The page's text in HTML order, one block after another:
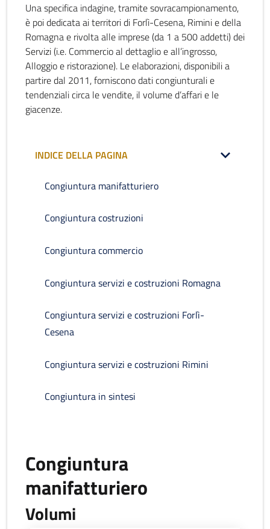
Una specifica indagine, tramite sovracampionamento,
è poi dedicata ai territori di Forlì-Cesena, Rimini e della
Romagna e rivolta alle imprese (da 1 a 500 addetti) dei
Servizi (i.e. Commercio al dettaglio e all’ingrosso,
Alloggio e ristorazione). Le elaborazioni, disponibili a
partire dal 2011, forniscono dati congiunturali e
tendenziali circa le vendite, il volume d’affari e le
giacenze.
INDICE DELLA PAGINA
Congiuntura manifatturiero
Congiuntura costruzioni
Congiuntura commercio
Congiuntura servizi e costruzioni Romagna
Congiuntura servizi e costruzioni Forlì-
Cesena
Congiuntura servizi e costruzioni Rimini
Congiuntura in sintesi
Congiuntura
manifatturiero
Volumi